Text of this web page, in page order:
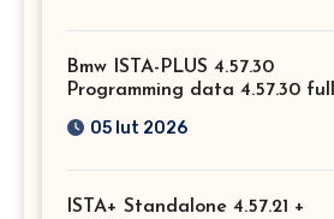
Bmw ISTA-PLUS 4.57.30
Programming data 4.57.30 full
05 lut 2026
ISTA+ Standalone 4.57.21 +